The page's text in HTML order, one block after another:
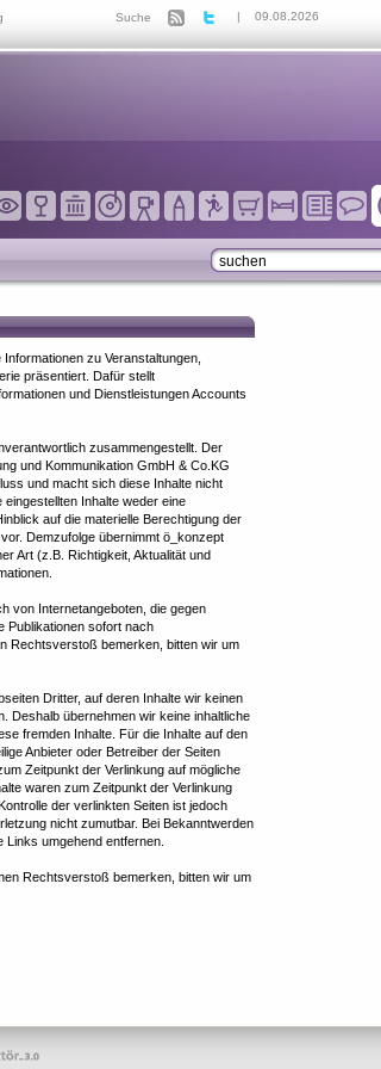
Suche | 09.08.2026
zu Veranstaltungen,
präsentiert. Dafür stellt
und Dienstleistungen Accounts
zusammengestellt. Der
und Kommunikation GmbH & Co.KG
und macht sich diese Inhalte nicht
Inhalte weder eine
auf die materielle Berechtigung der
Demzufolge übernimmt ö_konzept
Art (z.B. Richtigkeit, Aktualität und
von Internetangeboten, die gegen
Publikationen sofort nach
Rechtsverstoß bemerken, bitten wir um
Dritter, auf deren Inhalte wir keinen
Deshalb übernehmen wir keine inhaltliche
fremden Inhalte. Für die Inhalte auf den
Anbieter oder Betreiber der Seiten
Zeitpunkt der Verlinkung auf mögliche
waren zum Zeitpunkt der Verlinkung
der verlinkten Seiten ist jedoch
nicht zumutbar. Bei Bekanntwerden
umgehend entfernen.
Rechtsverstoß bemerken, bitten wir um